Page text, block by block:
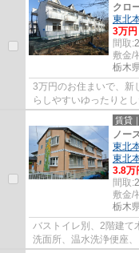
クロ
東北
3万円
間取:
敷金/
栃木
3万円のお住まいで、新
らしやすいゆったりと
用をグッと抑えること
賃貸
ノー
東北
東北
3.8万
間取:
敷金/
栃木
バストイレ別、2階建て
洗面所、温水洗浄便座